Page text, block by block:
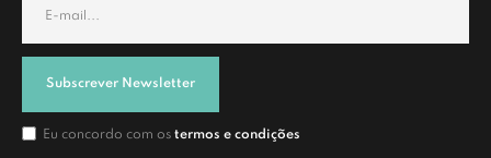
Subscrever Newsletter
Eu concordo com os termos e condições